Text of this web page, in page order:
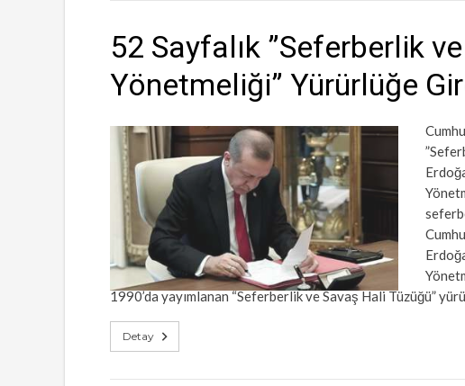
52 Sayfalık ”Seferberlik
Yönetmeliği” Yürürlüğe
1990’da yayımlanan “Seferberlik ve Savaş Hali Tüzüğü”
Detay